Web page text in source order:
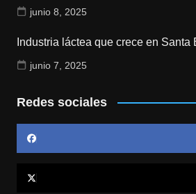
junio 8, 2025
Industria láctea que crece en Santa
junio 7, 2025
Redes sociales